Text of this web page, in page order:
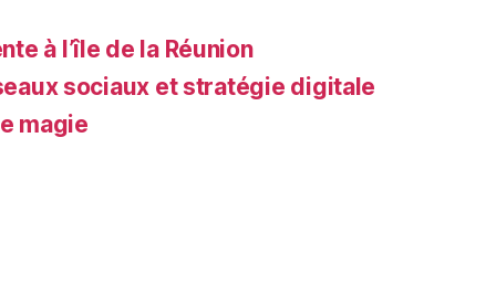
à l’île de la Réunion
sociaux et stratégie digitale
magie